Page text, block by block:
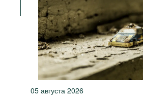
05 августа 2026